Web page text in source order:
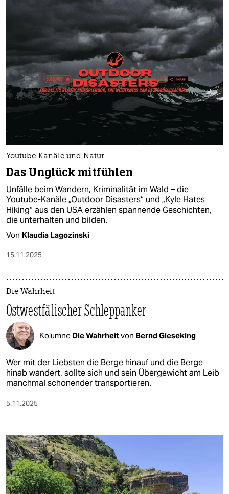
Youtube-Kanäle und Natur
Das Unglück mitfühlen
Unfälle beim Wandern, Kriminalität im Wald – die
Youtube-Kanäle „Outdoor Disasters“ und „Kyle Hates
Hiking“ aus den USA erzählen spannende Geschichten,
die unterhalten und bilden.
Von Klaudia Lagozinski
15.11.2025
Die Wahrheit
Ostwestfälischer Schleppanker
Kolumne Die Wahrheitvon Bernd Gieseking
Wer mit der Liebsten die Berge hinauf und die Berge
hinab wandert, sollte sich und sein Übergewicht am Leib
manchmal schonender transportieren.
5.11.2025